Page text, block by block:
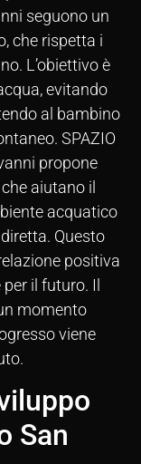
seguono un
che rispetta i
L’obiettivo è
evitando
al bambino
SPAZIO
propone
aiutano il
acquatico
Questo
positiva
per il futuro. Il
momento
viene
San